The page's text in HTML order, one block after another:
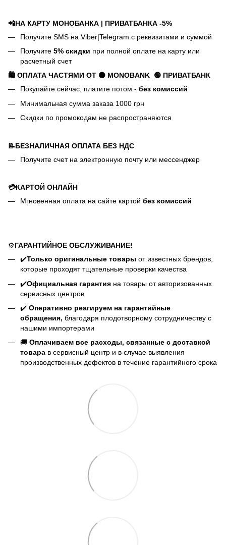
📲НА КАРТУ МОНОБАНКА | ПРИВАТБАНКА -5%
Получите SMS на Viber|Telegram с реквизитами и суммой
Получите 5% скидки при полной оплате на карту или
расчетный счет
🛍️ ОПЛАТА ЧАСТЯМИ ОТ ⚫ MONOBANK 🟢 ПРИВАТБАНК
Покупайте сейчас, платите потом - без комиссий
Минимальная сумма заказа 1000 грн
Скидки по промокодам не распространяются
📝БЕЗНАЛИЧНАЯ ОПЛАТА БЕЗ НДС
Получите счет на электронную почту или мессенджер
💳КАРТОЙ ОНЛАЙН
Мгновенная оплата на сайте картой без комиссий
⚙️ГАРАНТИЙНОЕ ОБСЛУЖИВАНИЕ!
✔️Только оригинальные товары от известных брендов,
которые проходят тщательные проверки качества
✔️Официальная гарантия на товары от авторизованных
сервисных центров
✔️ Оперативно реагируем на гарантийные
обращения, благодаря плодотворному сотрудничеству с
нашими импортерами
🚚 Оплачиваем все расходы, связанные с доставкой
товара в сервисный центр и в случае выявления
производственных дефектов в течение гарантийного срока